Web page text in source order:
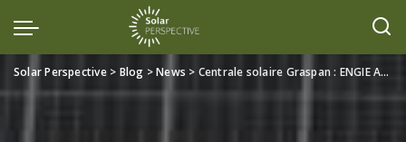
Solar Perspective> Blog >News > Centrale solaire Graspan : ENGIE Africa met en service 75 MW solaires stratégiques en Afrique du Sud